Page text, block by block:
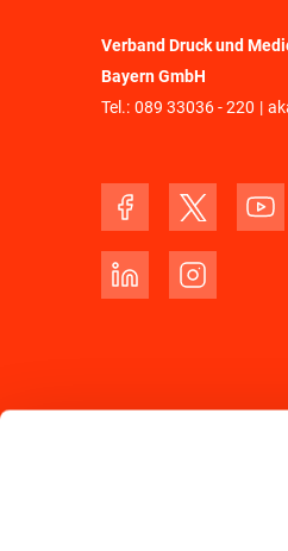
Verband Druck und
Bayern GmbH
Tel.: 089 33036 - 220 |